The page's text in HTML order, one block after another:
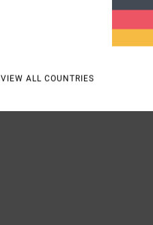
VIEW ALL COUNTRIES